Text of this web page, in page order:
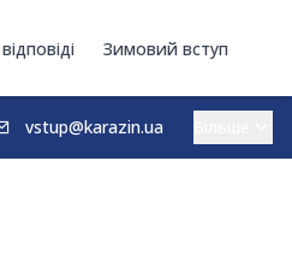
Зимовий вступ
vstup@karazin.ua